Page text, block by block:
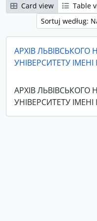
Card view
Table
Sortuj według:
АРХІВ
УНІВЕРСИТЕТУ
АРХІВ
УНІВЕРСИТЕТУ